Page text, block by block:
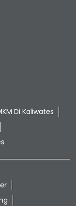
Di Kaliwates